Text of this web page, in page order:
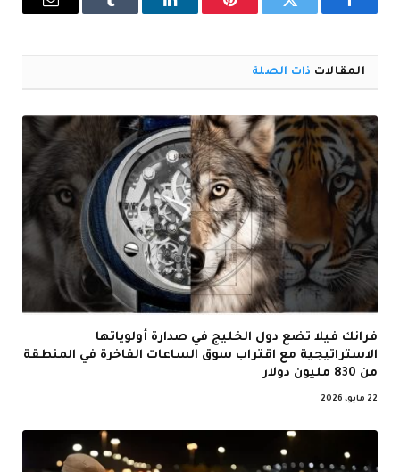
فيسبوك تويتر بينتيريستلينكدإن Tumblr
البريد
المقالات ذات الصلة
فرانك فيلا تضع دول الخليج في صدارة أولوياتها
الاستراتيجية مع اقتراب سوق الساعات الفاخرة في المنطقة
من 830 مليون دولار
22 مايو، 2026